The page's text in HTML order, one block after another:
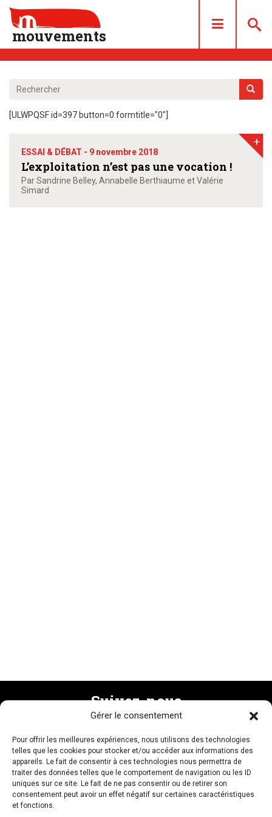
Gérer le consentement
Pour offrir les meilleures expériences, nous utilisons des technologies
telles que les cookies pour stocker et/ou accéder aux informations des
appareils. Le fait de consentir à ces technologies nous permettra de
traiter des données telles que le comportement de navigation ou les ID
uniques sur ce site. Le fait de ne pas consentir ou de retirer son
consentement peut avoir un effet négatif sur certaines caractéristiques
et fonctions.
mouvements
LES NUMÉROS
ACHAT/ABONNEMENT
CONTACT
[ULWPQSF id=397 button=0 formtitle="0"]
ESSAI & DÉBAT - 9 novembre 2018
L’exploitation n’est pas une vocation !
Par Sandrine Belley, Annabelle Berthiaume et Valérie
Simard
+
Suivez-nous
Recevez la newsletter